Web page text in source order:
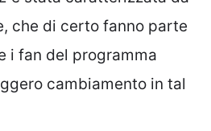
che di certo fanno parte
i fan del programma
cambiamento in tal